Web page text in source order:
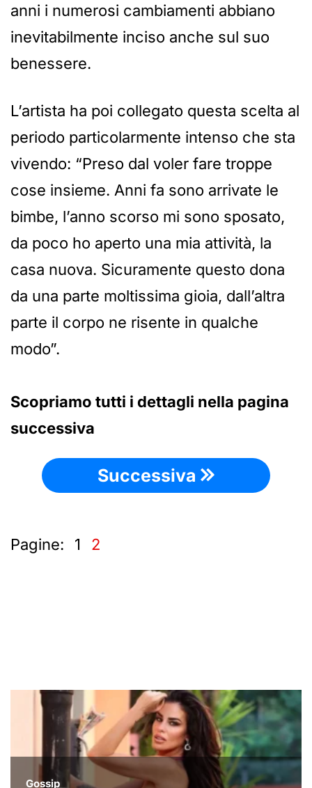
anni i numerosi cambiamenti abbiano
inevitabilmente inciso anche sul suo
benessere.
L’artista ha poi collegato questa scelta al
periodo particolarmente intenso che sta
vivendo: “Preso dal voler fare troppe
cose insieme. Anni fa sono arrivate le
bimbe, l’anno scorso mi sono sposato,
da poco ho aperto una mia attività, la
casa nuova. Sicuramente questo dona
da una parte moltissima gioia, dall’altra
parte il corpo ne risente in qualche
modo”.
Scopriamo tutti i dettagli nella pagina
successiva
Successiva
Pagine: 1 2